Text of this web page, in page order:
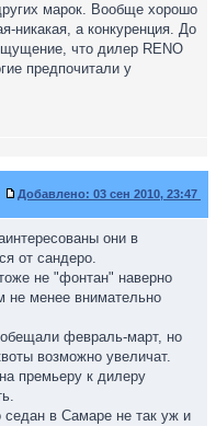
марок. Вообще хорошо
никакая, а конкуренция. До
что дилер RENO
предпочитали у
Добавлено: 03 сен 2010, 23:47
они в
от сандеро.
не "фонтан" наверно
не менее внимательно
февраль-март, но
возможно увеличат.
премьеру к дилеру
в Самаре не так уж и